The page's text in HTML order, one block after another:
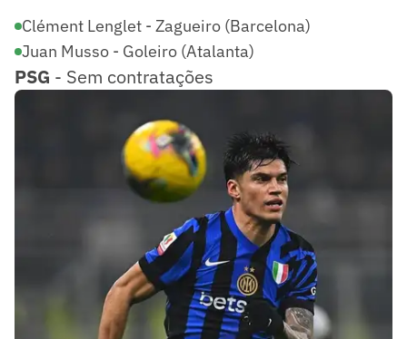
Clément Lenglet - Zagueiro (Barcelona)
Juan Musso - Goleiro (Atalanta)
PSG - Sem contratações